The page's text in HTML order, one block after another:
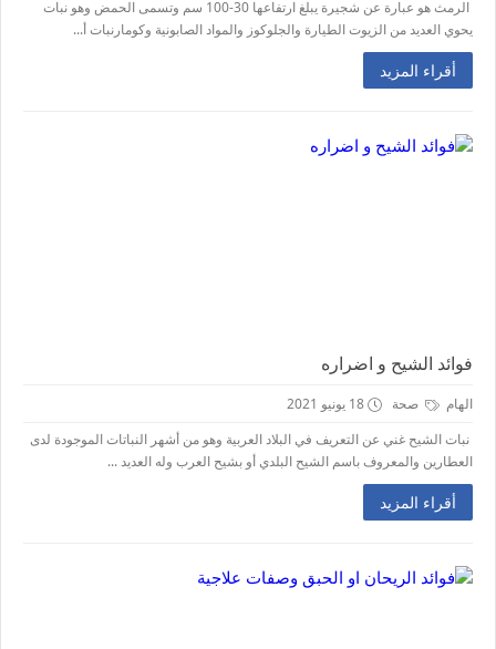
الرمث هو عبارة عن شجيرة يبلغ ارتفاعها 30-100 سم وتسمى الحمض وهو نبات
يحوي العديد من الزيوت الطيارة والجلوكوز والمواد الصابونية وكومارنبات أ...
أقراء المزيد
فوائد الشيح و اضراره
الهام صحة
18 يونيو 2021
نبات الشيح غني عن التعريف في البلاد العربية وهو من أشهر النباتات الموجودة لدى
العطارين والمعروف باسم الشيح البلدي أو بشيح العرب وله العديد ...
أقراء المزيد